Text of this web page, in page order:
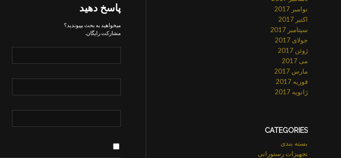
پاسخ دهید
میخواهید به بحث بپیوندید؟
مشارکت رایگان.
نوامبر 2017
اکتبر 2017
سپتامبر 2017
جولای 2017
ژوئن 2017
می 2017
مارس 2017
فوریه 2017
ژانویه 2017
CATEGORIES
بسته بندی
تجهیزات رستورانی